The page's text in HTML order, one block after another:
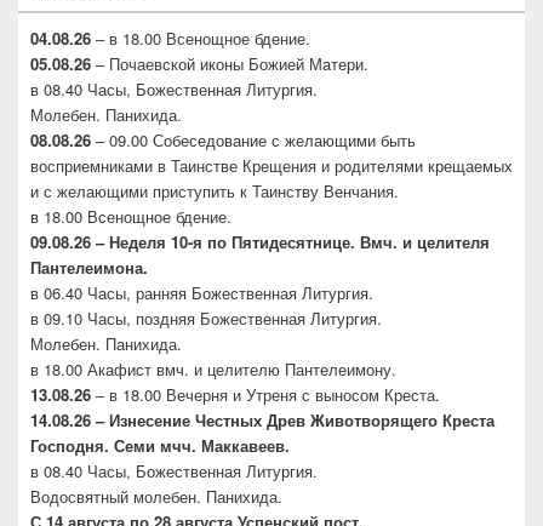
04.08.26 – в 18.00 Всенощное бдение.
05.08.26 – Почаевской иконы Божией Матери.
в 08.40 Часы, Божественная Литургия.
Молебен. Панихида.
08.08.26 – 09.00 Собеседование с желающими быть
восприемниками в Таинстве Крещения и родителями крещаемых
и с желающими приступить к Таинству Венчания.
в 18.00 Всенощное бдение.
09.08.26 – Неделя 10-я по Пятидесятнице. Вмч. и целителя
Пантелеимона.
в 06.40 Часы, ранняя Божественная Литургия.
в 09.10 Часы, поздняя Божественная Литургия.
Молебен. Панихида.
в 18.00 Акафист вмч. и целителю Пантелеимону.
13.08.26 – в 18.00 Вечерня и Утреня с выносом Креста.
14.08.26 – Изнесение Честных Древ Животворящего Креста
Господня. Семи мчч. Маккавеев.
в 08.40 Часы, Божественная Литургия.
Водосвятный молебен. Панихида.
С 14 августа по 28 августа Успенский пост.